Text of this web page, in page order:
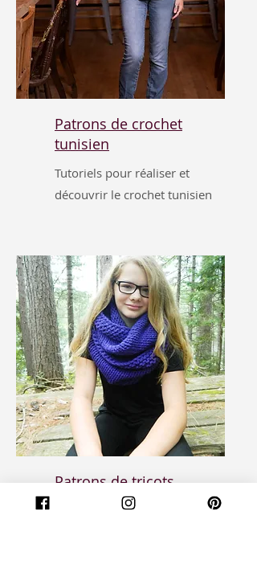
Patrons de crochet
tunisien
Tutoriels pour réaliser et
découvrir le crochet tunisien
Patrons de tricots
Tutoriels pour réaliser des